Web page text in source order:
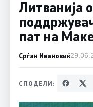
Литванија
пат на
Срѓан Ивановиќ
СПОДЕЛИ: